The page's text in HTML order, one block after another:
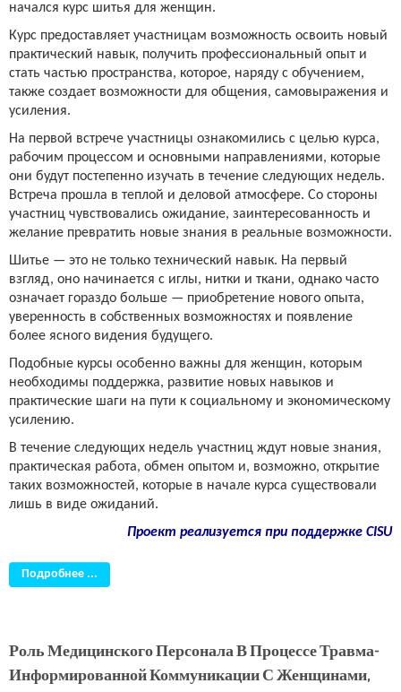
начался курс шитья для женщин.
Курс предоставляет участницам возможность освоить новый
практический навык, получить профессиональный опыт и
стать частью пространства, которое, наряду с обучением,
также создает возможности для общения, самовыражения и
усиления.
На первой встрече участницы ознакомились с целью курса,
рабочим процессом и основными направлениями, которые
они будут постепенно изучать в течение следующих недель.
Встреча прошла в теплой и деловой атмосфере. Со стороны
участниц чувствовались ожидание, заинтересованность и
желание превратить новые знания в реальные возможности.
Шитье — это не только технический навык. На первый
взгляд, оно начинается с иглы, нитки и ткани, однако часто
означает гораздо больше — приобретение нового опыта,
уверенность в собственных возможностях и появление
более ясного видения будущего.
Подобные курсы особенно важны для женщин, которым
необходимы поддержка, развитие новых навыков и
практические шаги на пути к социальному и экономическому
усилению.
В течение следующих недель участниц ждут новые знания,
практическая работа, обмен опытом и, возможно, открытие
таких возможностей, которые в начале курса существовали
лишь в виде ожиданий.
Проект реализуется при поддержке CISU
Подробнее ...
Роль Медицинского Персонала В Процессе Травма-
Информированной Коммуникации С Женщинами,